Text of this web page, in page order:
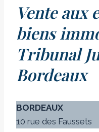
Vente aux
biens
Tribunal
Bordeaux
BORDEAUX
10 rue des Faussets